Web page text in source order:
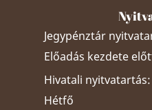
Jegypénztár
Előadás kezdete
Hivatali nyitvatartás:
Hétfő